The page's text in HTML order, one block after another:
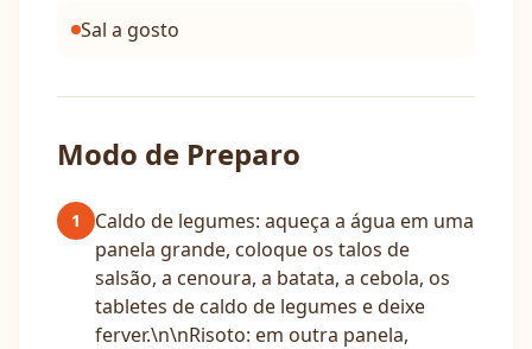
Sal a gosto
Modo de Preparo
1
Caldo de legumes: aqueça a água em uma
panela grande, coloque os talos de
salsão, a cenoura, a batata, a cebola, os
tabletes de caldo de legumes e deixe
ferver.\n\nRisoto: em outra panela,